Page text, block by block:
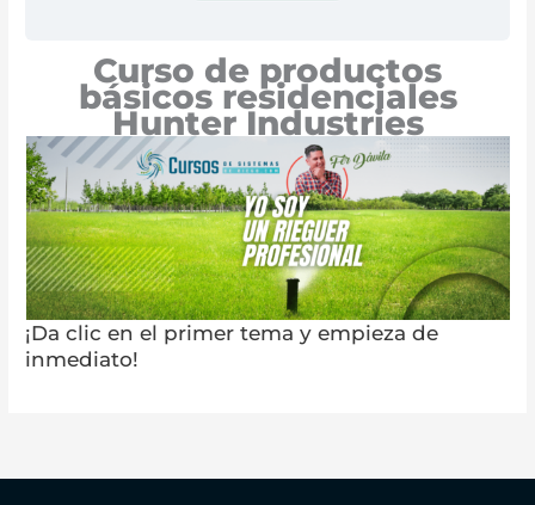
Curso de productos
básicos residenciales
Hunter Industries
¡Da clic en el primer tema y empieza de
inmediato!